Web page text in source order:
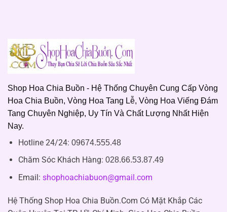
Shop Hoa Chia Buồn - Hệ Thống Chuyên Cung Cấp Vòng
Hoa Chia Buồn, Vòng Hoa Tang Lễ, Vòng Hoa Viếng Đám
Tang Chuyên Nghiệp, Uy Tín Và Chất Lượng Nhất Hiện
Nay.
Hotline 24/24: 09674.555.48
Chăm Sóc Khách Hàng: 028.66.53.87.49
Email: shophoachiabuon@gmail.com
Hệ Thống Shop Hoa Chia Buồn.Com Có Mặt Khắp Các